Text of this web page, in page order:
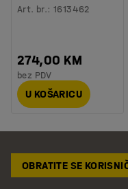
Art. br.:1613462
274,00 KM
bez PDV
U KOŠARICU
OBRATITE SE